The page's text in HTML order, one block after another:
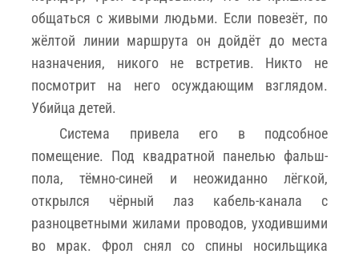
общаться с живыми людьми. Если повезёт, по
жёлтой линии маршрута он дойдёт до места
назначения, никого не встретив. Никто не
посмотрит на него осуждающим взглядом.
Убийца детей.
Система привела его в подсобное
помещение. Под квадратной панелью фальш-
пола, тёмно-синей и неожиданно лёгкой,
открылся чёрный лаз кабель-канала с
разноцветными жилами проводов, уходившими
во мрак. Фрол снял со спины носильщика